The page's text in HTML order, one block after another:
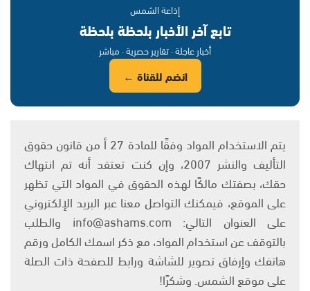
إذاعة الشمس
تابع آخر الأخبار بلحظة بلحظة
أخبار عاجلة · تقارير حصرية · مباشر
انضم للقناة ←
يتم الاستخدام المواد وفقًا للمادة 27 أ من قانون حقوق
التأليف والنشر 2007، وإن كنت تعتقد أنه تم انتهاك
حقك، بصفتك مالكًا لهذه الحقوق في المواد التي تظهر
على الموقع، فيمكنك التواصل معنا عبر البريد الإلكتروني
على العنوان التالي: info@ashams.com والطلب
بالتوقف عن استخدام المواد، مع ذكر اسمك الكامل ورقم
هاتفك وإرفاق تصوير للشاشة ورابط للصفحة ذات الصلة
على موقع الشمس. وشكرًا!